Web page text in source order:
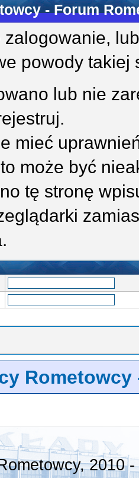
- Forum
zalogowanie,
powody takiej
lub nie
mieć
może być
tę stronę
Rometowcy
2010